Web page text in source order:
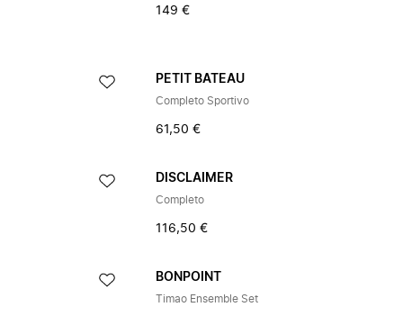
149 €
PETIT BATEAU
Completo Sportivo
61,50 €
DISCLAIMER
Completo
116,50 €
BONPOINT
Timao Ensemble Set